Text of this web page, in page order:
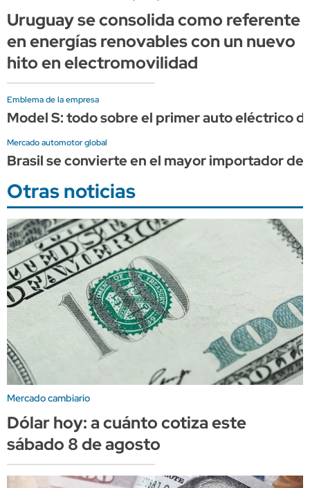
Uruguay se consolida como referente
en energías renovables con un nuevo
hito en electromovilidad
Emblema de la empresa
Model S: todo sobre el primer auto eléctrico
Mercado automotor global
Brasil se convierte en el mayor importador de
Otras noticias
Mercado cambiario
Dólar hoy: a cuánto cotiza este
sábado 8 de agosto